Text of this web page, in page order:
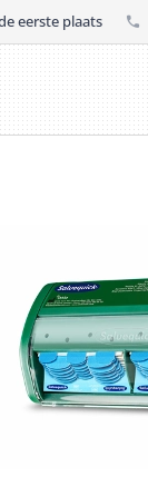
eerste plaats